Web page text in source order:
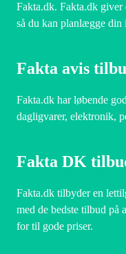
Fakta.dk. Fakta.dk
så du kan planlægge din
Fakta avis
Fakta.dk har løbende
dagligvarer, elektronik,
Fakta DK
Fakta.dk tilbyder en
med de bedste tilbud på
for til gode priser.